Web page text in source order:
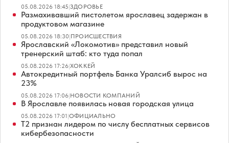
05.08.2026 18:45|ЗДОРОВЬЕ
Размахивавший пистолетом ярославец задержан в
продуктовом магазине
05.08.2026 18:30|ПРОИСШЕСТВИЯ
Ярославский «Локомотив» представил новый
тренерский штаб: кто туда попал
05.08.2026 17:26|ХОККЕЙ
Автокредитный портфель Банка Уралсиб вырос на
23%
05.08.2026 17:06|НОВОСТИ КОМПАНИЙ
В Ярославле появилась новая городская улица
05.08.2026 17:01|ОФИЦИАЛЬНО
Т2 признан лидером по числу бесплатных сервисов
кибербезопасности